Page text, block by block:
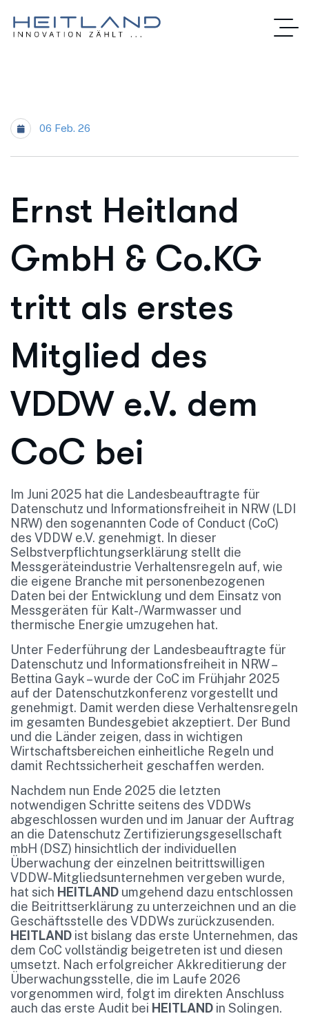
06 Feb. 26
Ernst Heitland
GmbH & Co.KG
tritt als erstes
Mitglied des
VDDW e.V. dem
CoC bei
Im Juni 2025 hat die Landesbeauftragte für
Datenschutz und Informationsfreiheit in NRW (LDI
NRW) den sogenannten Code of Conduct (CoC)
des VDDW e.V. genehmigt. In dieser
Selbstverpflichtungserklärung stellt die
Messgeräteindustrie Verhaltensregeln auf, wie
die eigene Branche mit personenbezogenen
Daten bei der Entwicklung und dem Einsatz von
Messgeräten für Kalt-/Warmwasser und
thermische Energie umzugehen hat.
Unter Federführung der Landesbeauftragte für
Datenschutz und Informationsfreiheit in NRW –
Bettina Gayk – wurde der CoC im Frühjahr 2025
auf der Datenschutzkonferenz vorgestellt und
genehmigt. Damit werden diese Verhaltensregeln
im gesamten Bundesgebiet akzeptiert. Der Bund
und die Länder zeigen, dass in wichtigen
Wirtschaftsbereichen einheitliche Regeln und
damit Rechtssicherheit geschaffen werden.
Nachdem nun Ende 2025 die letzten
notwendigen Schritte seitens des VDDWs
abgeschlossen wurden und im Januar der Auftrag
an die Datenschutz Zertifizierungsgesellschaft
mbH (DSZ) hinsichtlich der individuellen
Überwachung der einzelnen beitrittswilligen
VDDW-Mitgliedsunternehmen vergeben wurde,
hat sich HEITLAND umgehend dazu entschlossen
die Beitrittserklärung zu unterzeichnen und an die
Geschäftsstelle des VDDWs zurückzusenden.
HEITLAND ist bislang das erste Unternehmen, das
dem CoC vollständig beigetreten ist und diesen
umsetzt. Nach erfolgreicher Akkreditierung der
Überwachungsstelle, die im Laufe 2026
vorgenommen wird, folgt im direkten Anschluss
auch das erste Audit bei HEITLAND in Solingen.